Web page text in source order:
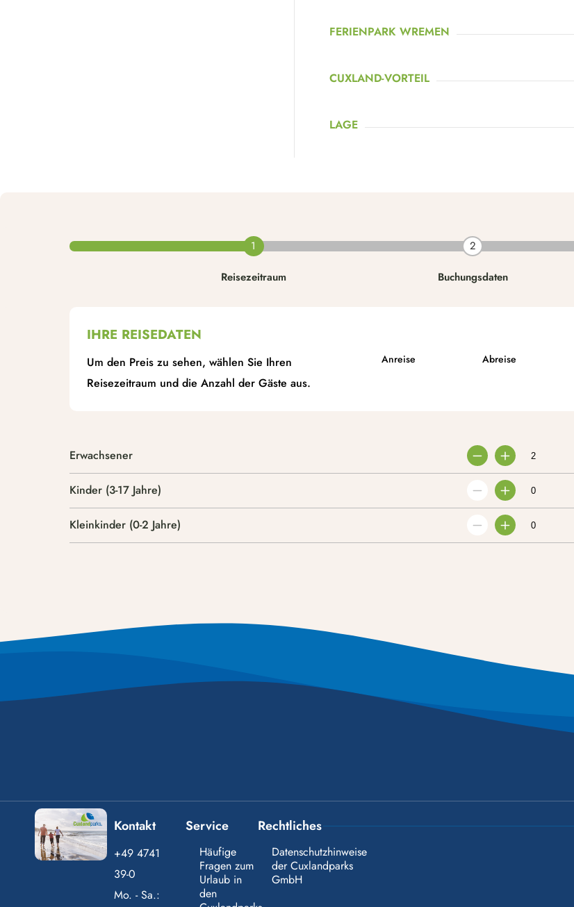
FERIENPARK WREMEN
CUXLAND-VORTEIL
LAGE
Kontakt
+49 4741
39-0
Mo. - Sa.:
Service
Häufige
Fragen zum
Urlaub in
den
Rechtliches
Datenschutzhinweise
der Cuxlandparks
GmbH